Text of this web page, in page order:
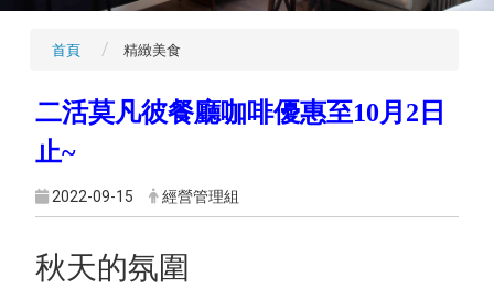
首頁 精緻美食
二活莫凡彼餐廳咖啡優惠至10月2日
止~
2022-09-15 經營管理組
秋天的氛圍